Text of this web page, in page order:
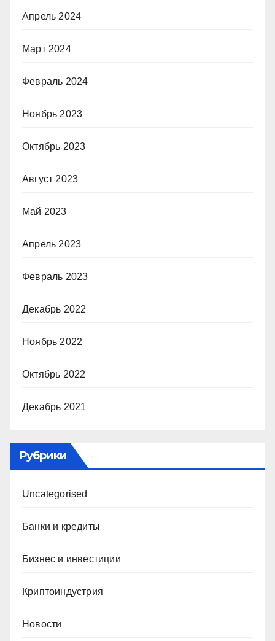
Апрель 2024
Март 2024
Февраль 2024
Ноябрь 2023
Октябрь 2023
Август 2023
Май 2023
Апрель 2023
Февраль 2023
Декабрь 2022
Ноябрь 2022
Октябрь 2022
Декабрь 2021
Рубрики
Uncategorised
Банки и кредиты
Бизнес и инвестиции
Криптоиндустрия
Новости